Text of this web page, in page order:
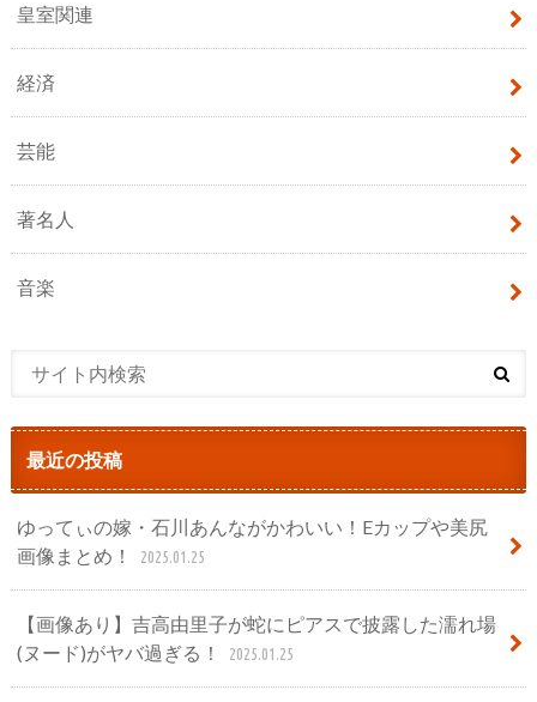
皇室関連
経済
芸能
著名人
音楽
最近の投稿
ゆってぃの嫁・石川あんながかわいい！Eカップや美尻
画像まとめ！
2025.01.25
【画像あり】吉高由里子が蛇にピアスで披露した濡れ場
(ヌード)がヤバ過ぎる！
2025.01.25